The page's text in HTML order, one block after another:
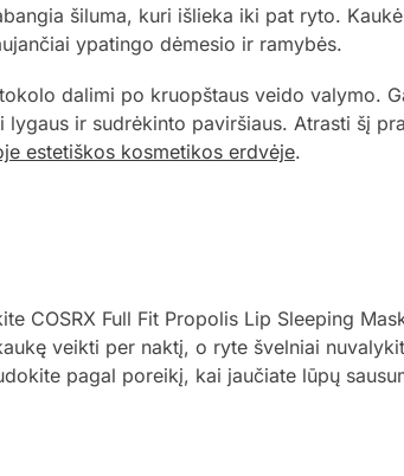
šiluma, kuri išlieka iki pat ryto.
ypatingo dėmesio ir ramybės.
dalimi po kruopštaus veido valymo.
ir sudrėkinto paviršiaus. Atrasti šį
estetiškos kosmetikos erdvėje.
COSRX Full Fit Propolis Lip Sleeping
veikti per naktį, o ryte švelniai
pagal poreikį, kai jaučiate lūpų